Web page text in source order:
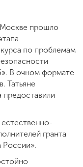
Москве прошло
по проблемам
В очном формате
Татьяне
предоставили
гранта
России».